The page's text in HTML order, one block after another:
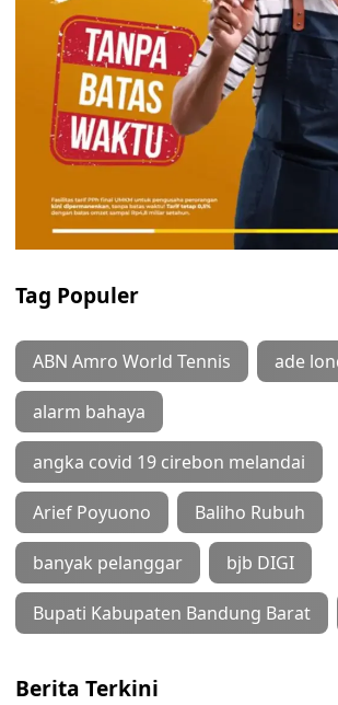
Tag Populer
ABN Amro World Tennis ade
alarm bahaya
angka covid 19 cirebon melandai
Arief Poyuono Baliho Rubuh
banyak pelanggar bjb DIGI
Bupati Kabupaten Bandung Barat
Berita Terkini